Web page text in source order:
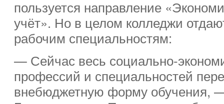
пользуется направление
учёт». Но в целом колледжи
рабочим специальностям:
— Сейчас весь социально-
профессий и специальностей
внебюджетную форму обучения,